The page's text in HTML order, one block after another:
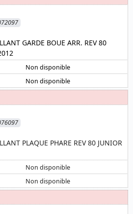
GARDE BOUE ARR. REV 80
Non disponible
Non disponible
PLAQUE PHARE REV 80 JUNIOR
Non disponible
Non disponible